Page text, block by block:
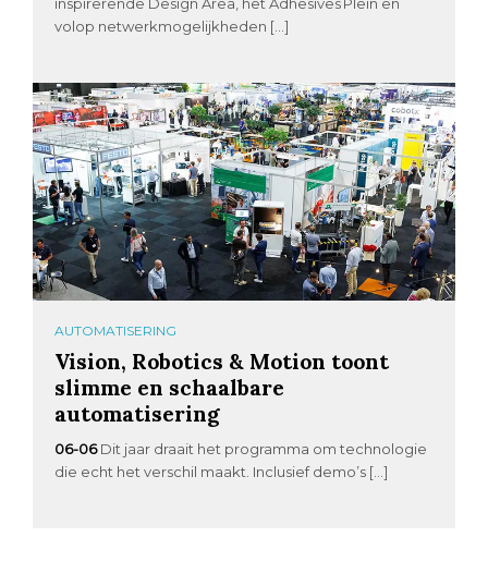
volop netwerkmogelijkheden […]
AUTOMATISERING
Vision, Robotics & Motion toont
slimme en schaalbare
automatisering
06-06 Dit jaar draait het programma om technologie
die echt het verschil maakt. Inclusief demo’s […]